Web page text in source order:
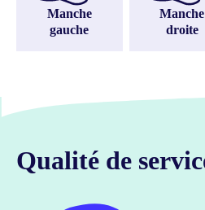
Manche
gauche
Manche
droite
Qualité de